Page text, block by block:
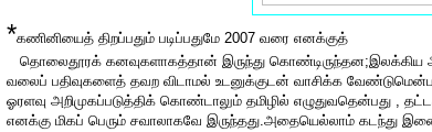
*கணினியைத் திறப்பதும் படிப்பதுமே 2007 வரை எனக்குத்
தொலைதூரக் கனவுகளாகத்தான் இருந்து கொண்டிருந்தன;இலக்கிய
வலைப் பதிவுகளைத் தவற விடாமல் உடனுக்குடன் வாசிக்க
ஓரளவு அறிமுகப்படுத்திக் கொண்டாலும் தமிழில் எழுதுவதென்பது ,
எனக்கு மிகப் பெரும் சவாலாகவே இருந்தது.அதையெல்லாம் கடந்து